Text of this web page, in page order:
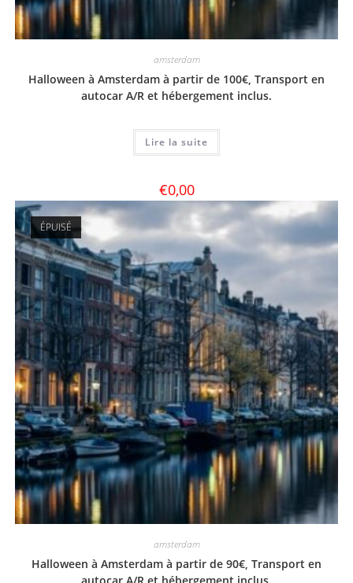
amsterdam
Halloween à Amsterdam à partir de 100€, Transport en
autocar A/R et hébergement inclus.
Lire la suite
€0,00
ÉPUISÉ
amsterdam
Halloween à Amsterdam à partir de 90€, Transport en